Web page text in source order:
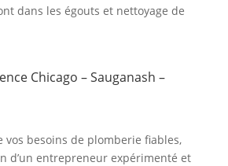
dans les égouts et nettoyage de
Chicago – Sauganash –
vos besoins de plomberie fiables,
d’un entrepreneur expérimenté et